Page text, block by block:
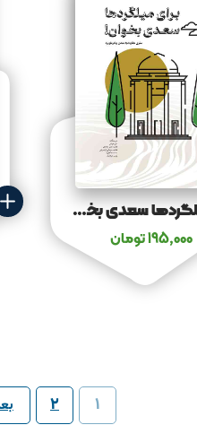
برای میلگردها سعدی بخوان
195,000تومان
1
2